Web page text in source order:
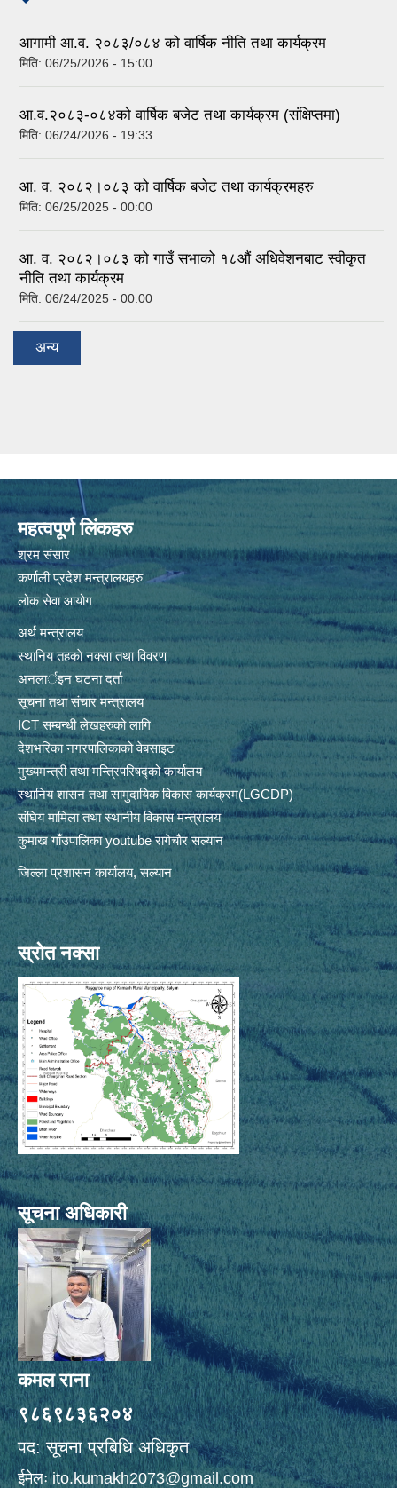
आगामी आ.व. २०८३/०८४ को वार्षिक नीति तथा कार्यक्रम
मिति: 06/25/2026 - 15:00
आ.व.२०८३-०८४को वार्षिक बजेट तथा कार्यक्रम (संक्षिप्तमा)
मिति: 06/24/2026 - 19:33
आ. व. २०८२।०८३ को वार्षिक बजेट तथा कार्यक्रमहरु
मिति: 06/25/2025 - 00:00
आ. व. २०८२।०८३ को गाउँ सभाको १८औं अधिवेशनबाट स्वीकृत
नीति तथा कार्यक्रम
मिति: 06/24/2025 - 00:00
अन्य
महत्वपूर्ण लिंकहरु
श्रम संसार
कर्णाली प्रदेश मन्त्रालयहरु
लोक सेवा आयोग
अर्थ मन्त्रालय
स्थानिय तहकाे नक्सा तथा विवरण
अनलार्इन घटना दर्ता
सूचना तथा संचार मन्त्रालय
ICT सम्बन्धी लेखहरुको लागि
देशभरिका नगरपालिकाको वेबसाइट
मुख्यमन्त्री तथा मन्त्रिपरिषद्को कार्यालय
स्थानिय शासन तथा सामुदायिक विकास कार्यक्रम(LGCDP)
संघिय मामिला तथा स्थानीय विकास मन्त्रालय
कुमाख गाँउपालिका youtube रागेचाैर सल्यान
जिल्ला प्रशासन कार्यालय, सल्यान
स्रोत नक्सा
सूचना अधिकारी
कमल राना
९८६९८३६२०४
पद: सूचना प्रबिधि अधिकृत
ईमेलःito.kumakh2073@gmail.com